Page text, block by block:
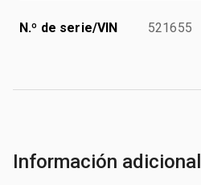
N.º de serie/VIN 521655
Información adicional